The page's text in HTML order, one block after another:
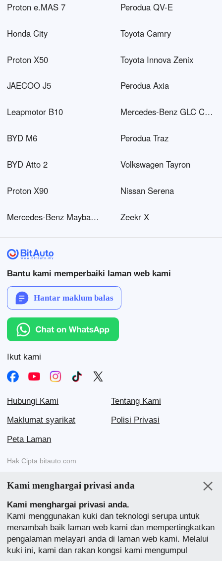
Proton e.MAS 7 Perodua QV-E
Honda City Toyota Camry
Proton X50 Toyota Innova Zenix
JAECOO J5 Perodua Axia
Leapmotor B10 Mercedes-Benz GLC Coupé PHEV
BYD M6 Perodua Traz
BYD Atto 2 Volkswagen Tayron
Proton X90 Nissan Serena
Mercedes-Benz Maybach EQS SUV Zeekr X
Bantu kami memperbaiki laman web kami
Hantar maklum balas
Ikut kami
Hubungi Kami Tentang Kami
Maklumat syarikat Polisi Privasi
Peta Laman
Hak Cipta bitauto.com
Yiche (www.yiche.com dan www.bitauto.com) ialah salah satu
tapak web automotif yang paling banyak dikunjungi di China, dan
kami akan memberikan anda maklumat terperinci tentang kereta
jenama China di kawasan anda.
laman web kami
English 中文 Bahasa Melayu 繁體 English
Kami menghargai privasi anda
Kami menghargai privasi anda.
Kami menggunakan kuki dan teknologi serupa untuk
menambah baik laman web kami dan mempertingkatkan
pengalaman melayari anda di laman web kami. Melalui
kuki ini, kami dan rakan kongsi kami mengumpul